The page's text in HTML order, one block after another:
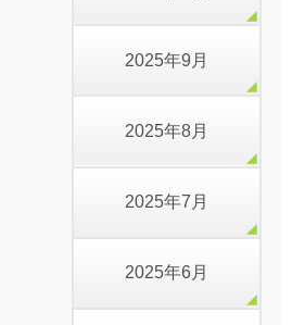
2025年9月
2025年8月
2025年7月
2025年6月